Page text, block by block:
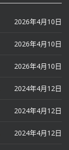
2026年4月10日
2026年4月10日
2026年4月10日
2024年4月12日
2024年4月12日
2024年4月12日